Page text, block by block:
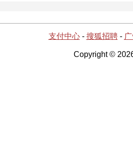
支付中心- 搜狐招聘-
Copyright ©